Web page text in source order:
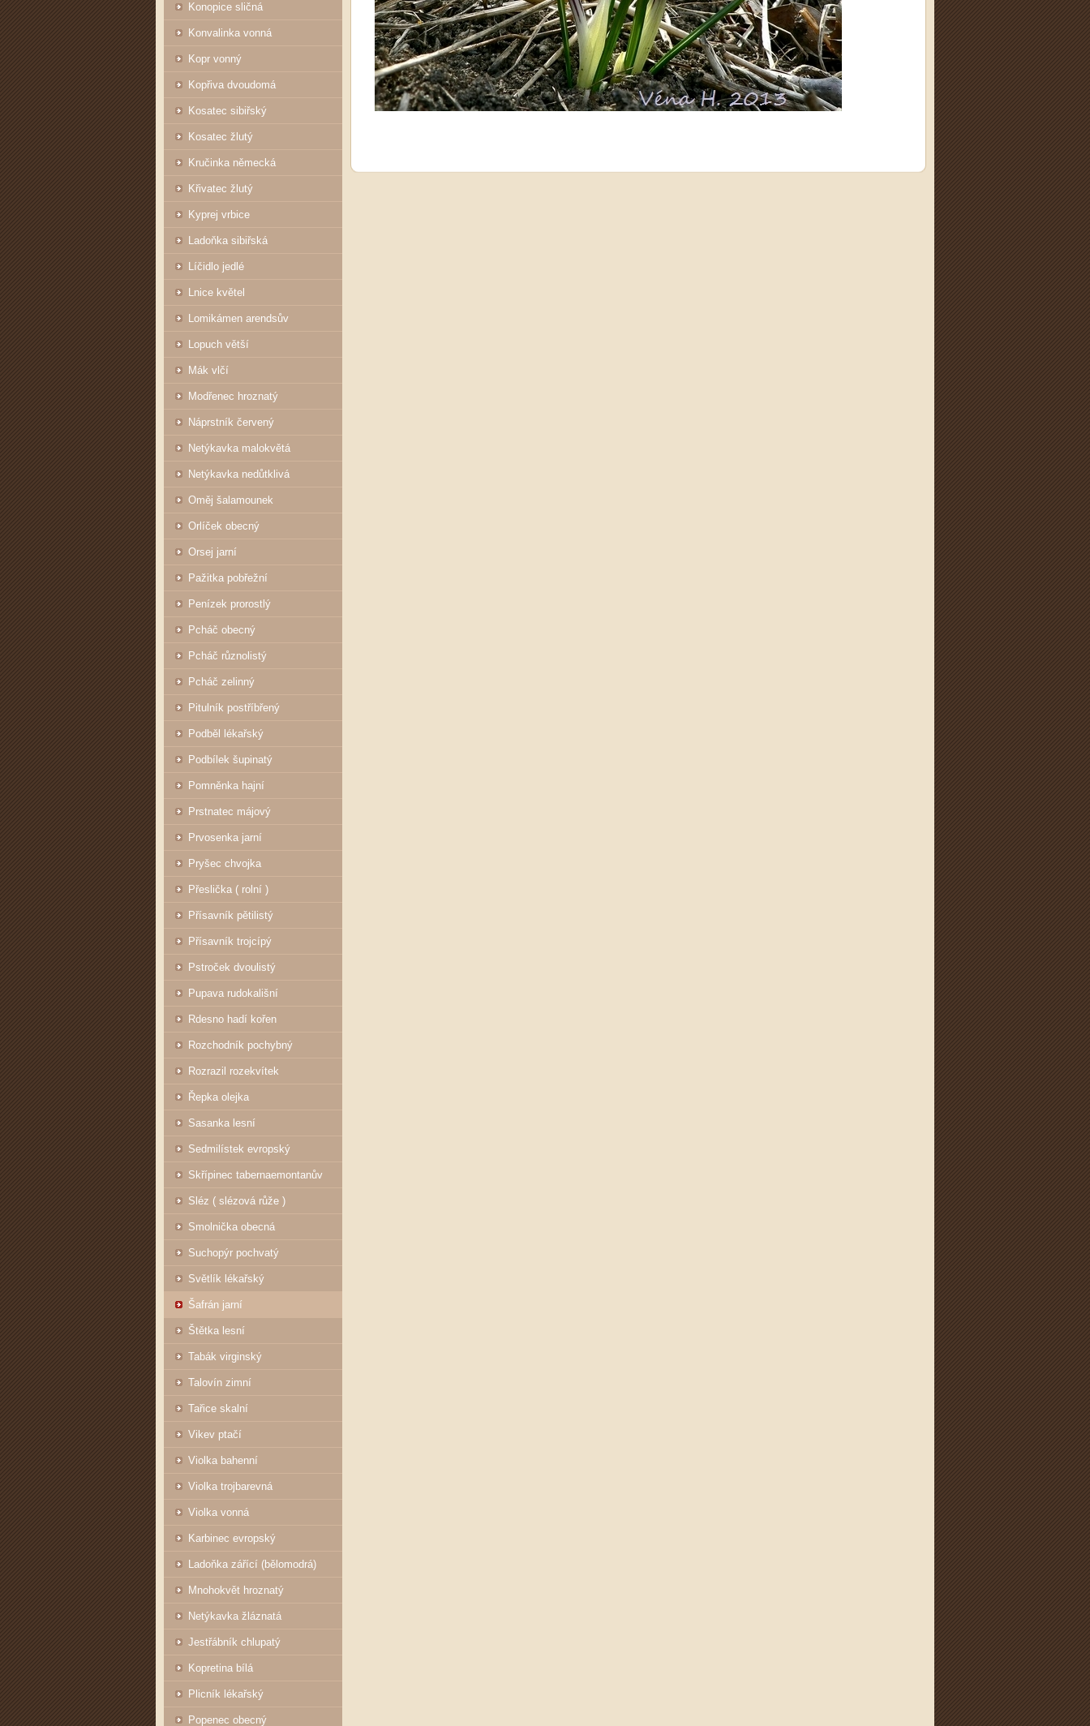
Konopice sličná
Konvalinka vonná
Kopr vonný
Kopřiva dvoudomá
Kosatec sibiřský
Kosatec žlutý
Kručinka německá
Křivatec žlutý
Kyprej vrbice
Ladoňka sibiřská
Líčidlo jedlé
Lnice květel
Lomikámen arendsův
Lopuch větší
Mák vlčí
Modřenec hroznatý
Náprstník červený
Netýkavka malokvětá
Netýkavka nedůtklivá
Oměj šalamounek
Orlíček obecný
Orsej jarní
Pažitka pobřežní
Penízek prorostlý
Pcháč obecný
Pcháč různolistý
Pcháč zelinný
Pitulník postříbřený
Podběl lékařský
Podbílek šupinatý
Pomněnka hajní
Prstnatec májový
Prvosenka jarní
Pryšec chvojka
Přeslička ( rolní )
Přísavník pětilistý
Přísavník trojcípý
Pstroček dvoulistý
Pupava rudokališní
Rdesno hadí kořen
Rozchodník pochybný
Rozrazil rozekvítek
Řepka olejka
Sasanka lesní
Sedmilístek evropský
Skřípinec tabernaemontanův
Sléz ( slézová růže )
Smolnička obecná
Suchopýr pochvatý
Světlík lékařský
Šafrán jarní
Štětka lesní
Tabák virginský
Talovín zimní
Tařice skalní
Vikev ptačí
Violka bahenní
Violka trojbarevná
Violka vonná
Karbinec evropský
Ladoňka zářící (bělomodrá)
Mnohokvět hroznatý
Netýkavka žláznatá
Jestřábník chlupatý
Kopretina bílá
Plicník lékařský
Popenec obecný